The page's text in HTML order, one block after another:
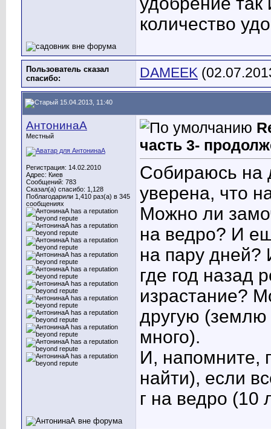
количество
Пользователь сказал
cпасибо:
DAMEEK
15.04.2013, 11:40
АнтонинаА
Местный
Регистрация: 14.02.2010
Адрес: Киев
Сообщений: 783
Сказал(а) спасибо: 1,128
Поблагодарили 1,410 раз(а) в 345
сообщениях
часть 3-
Собираюсь на
уверена, что
Можно ли
на ведро? И
на пару дней?
где год назад
израстание?
другую (землю
много).
И, напомните,
найти), если
г на ведро (10